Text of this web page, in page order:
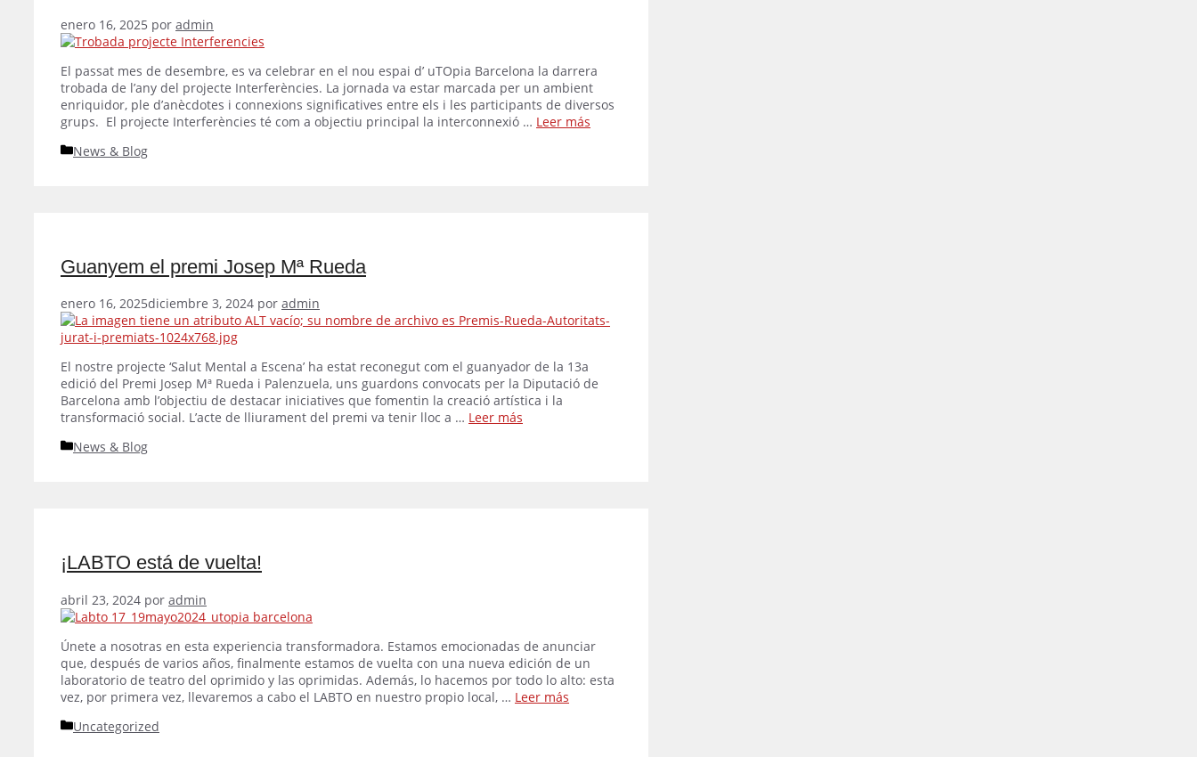
enero 16, 2025 por admin
El passat mes de desembre, es va celebrar en el nou espai d’ uTOpia Barcelona la darrera
trobada de l’any del projecte Interferències. La jornada va estar marcada per un ambient
enriquidor, ple d’anècdotes i connexions significatives entre els i les participants de diversos
grups. El projecte Interferències té com a objectiu principal la interconnexió … Leer más
Categorías
News & Blog
Guanyem el premi Josep Mª Rueda
enero 16, 2025diciembre 3, 2024 por admin
El nostre projecte ‘Salut Mental a Escena’ ha estat reconegut com el guanyador de la 13a
edició del Premi Josep Mª Rueda i Palenzuela, uns guardons convocats per la Diputació de
Barcelona amb l’objectiu de destacar iniciatives que fomentin la creació artística i la
transformació social. L’acte de lliurament del premi va tenir lloc a … Leer más
Categorías
News & Blog
¡LABTO está de vuelta!
abril 23, 2024 por admin
Únete a nosotras en esta experiencia transformadora. Estamos emocionadas de anunciar
que, después de varios años, finalmente estamos de vuelta con una nueva edición de un
laboratorio de teatro del oprimido y las oprimidas. Además, lo hacemos por todo lo alto: esta
vez, por primera vez, llevaremos a cabo el LABTO en nuestro propio local, … Leer más
Categorías
Uncategorized